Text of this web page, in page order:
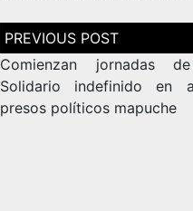
Navegación
de
entradas
Comienzan jornadas
Solidario indefinido en
presos políticos mapuche